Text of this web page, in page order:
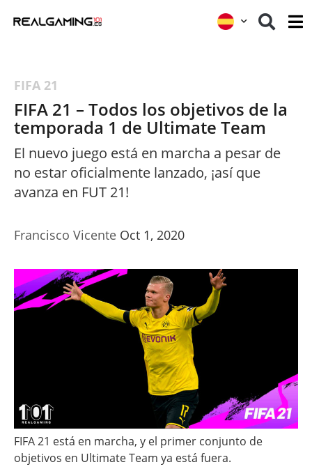
FIFA 21
FIFA 21 – Todos los objetivos de la
temporada 1 de Ultimate Team
El nuevo juego está en marcha a pesar de
no estar oficialmente lanzado, ¡así que
avanza en FUT 21!
Francisco Vicente Oct 1, 2020
FIFA 21 está en marcha, y el primer conjunto de
objetivos en Ultimate Team ya está fuera.